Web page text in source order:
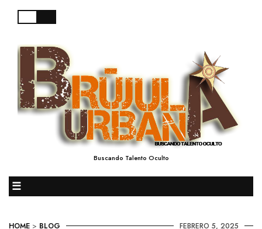
Buscando Talento Oculto
☰
HOME > BLOG FEBRERO 5, 2025